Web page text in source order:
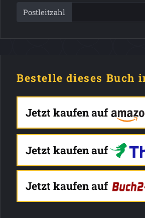
Postleitzahl
Bestelle dieses Buch
Jetzt kaufen auf
Jetzt kaufen auf
Jetzt kaufen auf